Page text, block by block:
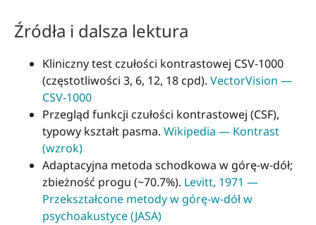
Źródła i dalsza lektura
Kliniczny test czułości kontrastowej CSV-1000
(częstotliwości 3, 6, 12, 18 cpd). VectorVision —
CSV-1000
Przegląd funkcji czułości kontrastowej (CSF),
typowy kształt pasma. Wikipedia — Kontrast
(wzrok)
Adaptacyjna metoda schodkowa w górę-w-dół;
zbieżność progu (~70.7%). Levitt, 1971 —
Przekształcone metody w górę-w-dół w
psychoakustyce (JASA)